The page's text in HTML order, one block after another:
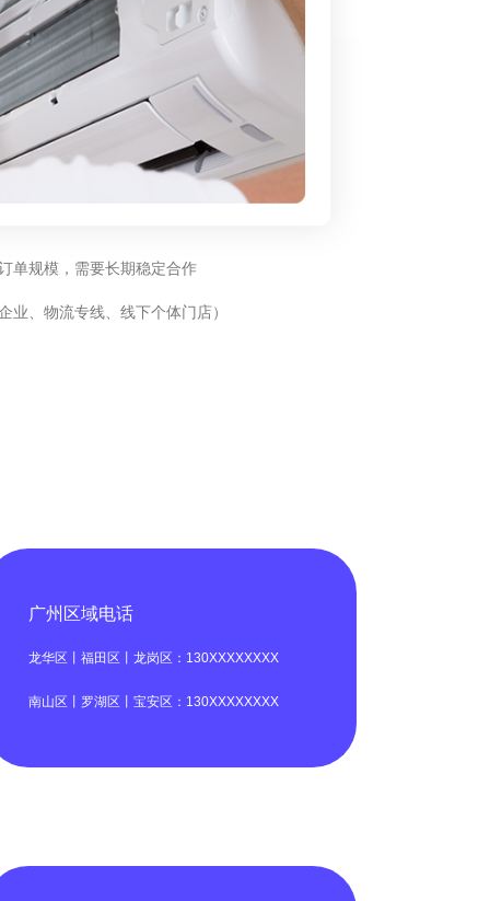
单规模，需要长期稳定合作
业、物流专线、线下个体门店）
广州区域电话
龙华区丨福田区丨龙岗区：130XXXXXXXX
南山区丨罗湖区丨宝安区：130XXXXXXXX